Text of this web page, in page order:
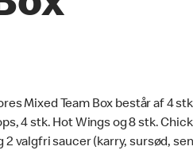
Mixed Team Box består af 4
4 stk. Hot Wings og 8 stk.
2 valgfri saucer (karry, sursød,